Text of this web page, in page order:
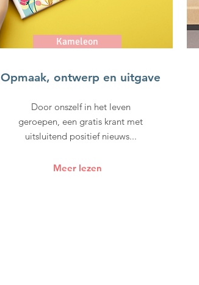
Kameleon
Opmaak, ontwerp en uitgave
Door onszelf in het leven
geroepen, een gratis krant met
uitsluitend positief nieuws...
Meer lezen